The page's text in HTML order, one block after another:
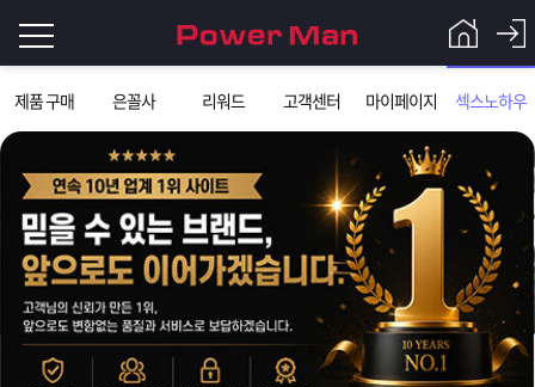
제품 구매 은꼴사 리워드 고객센터 마이페이지 섹스노하우
그
인
이
필
요
로
Q&A
파
입금확인이 안되는 상황을 대비해 꼭 입금후 고객센터 연락바랍니다.